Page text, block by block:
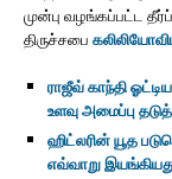
முன்பு வழங்கப்பட்ட
திருச்சபை
ராஜீவ் காந்தி
உளவு அமைப்பு
ஹிட்லரின் யூத
எவ்வாறு